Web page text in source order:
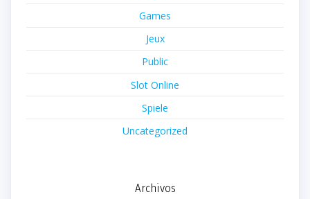
Games
Jeux
Public
Slot Online
Spiele
Uncategorized
Archivos